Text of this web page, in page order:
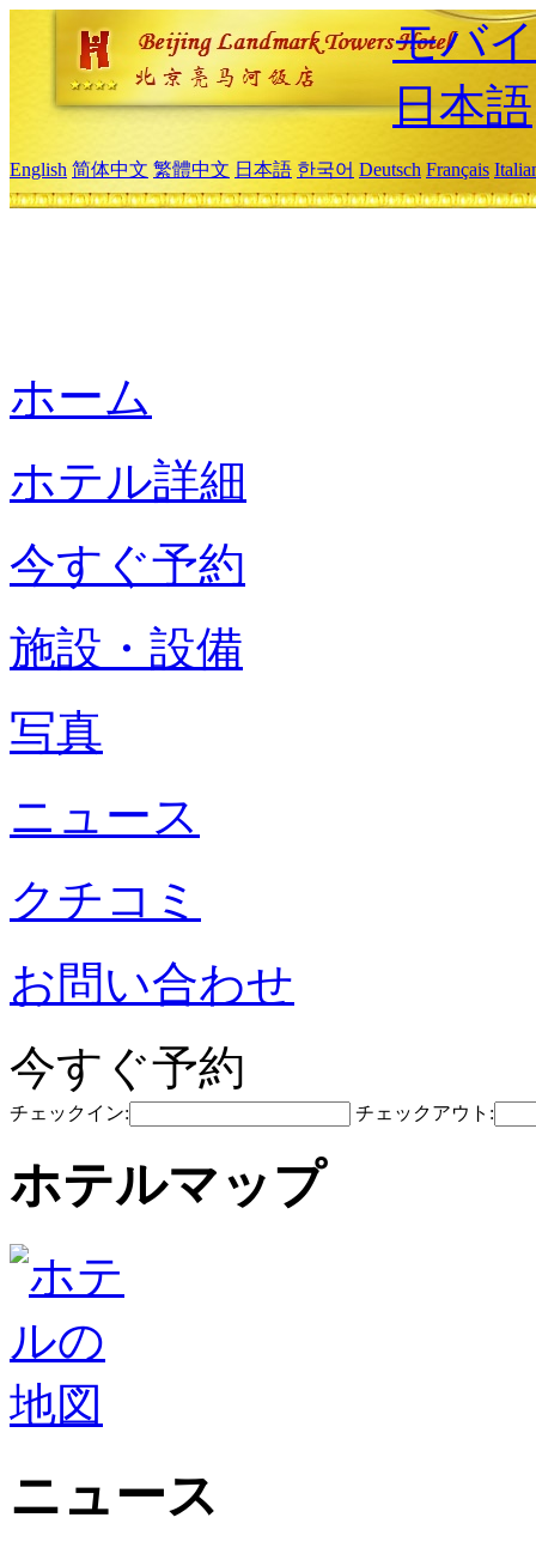
モバ
日本語
English 简体中文 繁體中文 日本語 한국어 Deutsch Français
ホーム
ホテル詳細
今すぐ予約
施設・設備
写真
ニュース
クチコミ
お問い合わせ
今すぐ予約
チェックイン: チェックアウト:
ホテルマップ
ニュース